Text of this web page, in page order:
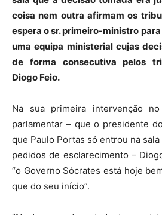
coisa nem outra afirmam os
espera o sr. primeiro-ministro
uma equipa ministerial cujas
de forma consecutiva pelos
Diogo Feio.
Na sua primeira intervenção
parlamentar – que o presidente
que Paulo Portas só entrou na
pedidos de esclarecimento –
“o Governo Sócrates está hoje
que do seu início”.